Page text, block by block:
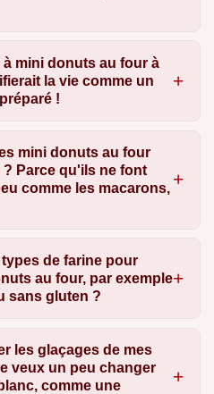
à mini donuts au four à
la vie comme un
!
mini donuts au four
Parce qu'ils ne font
comme les macarons,
de farine pour
au four, par exemple
sans gluten ?
les glaçages de mes
veux un peu changer
comme une